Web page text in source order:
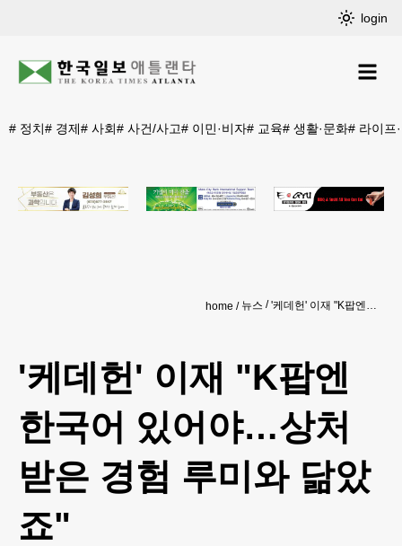
login
# 정치# 경제# 사회# 사건/사고# 이민·비자# 교육# 생활·문화# 라이프
home 뉴스 '케데헌' 이재 "K팝엔 한국어 있어야…상처받은 경험 루미와 닮았죠"
'케데헌' 이재 "K팝엔
한국어 있어야…상처
받은 경험 루미와 닮았
죠"